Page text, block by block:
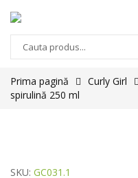
Prima pagină Curly Girl
spirulină 250 ml
SKU: GC031.1